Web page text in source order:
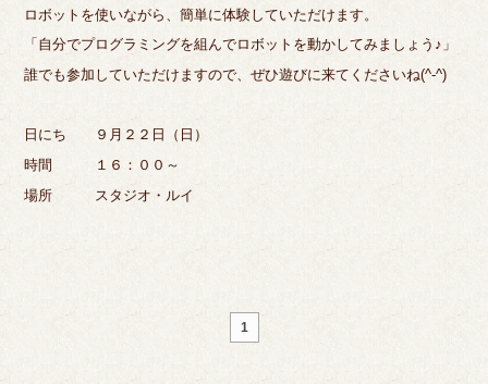
ロボットを使いながら、簡単に体験していただけます。
「自分でプログラミングを組んでロボットを動かしてみましょう♪」
誰でも参加していただけますので、ぜひ遊びに来てくださいね(^-^)
日にち ９月２２日（日）
時間 １６：００～
場所 スタジオ・ルイ
1